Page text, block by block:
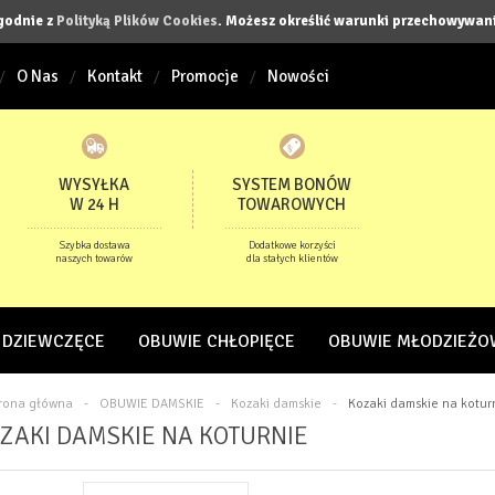
z Polityką Plików Cookies. Możesz określić warunki
O Nas Kontakt Promocje Nowości
WYSYŁKA
W 24 H
Szybka dostawa
naszych towarów
SYSTEM BONÓW
TOWAROWYCH
Dodatkowe korzyści
dla stałych klientów
OBUWIE CHŁOPIĘCE OBUWIE
główna - OBUWIE DAMSKIE - Kozaki damskie - Kozaki damskie na
DAMSKIE NA KOTURNIE